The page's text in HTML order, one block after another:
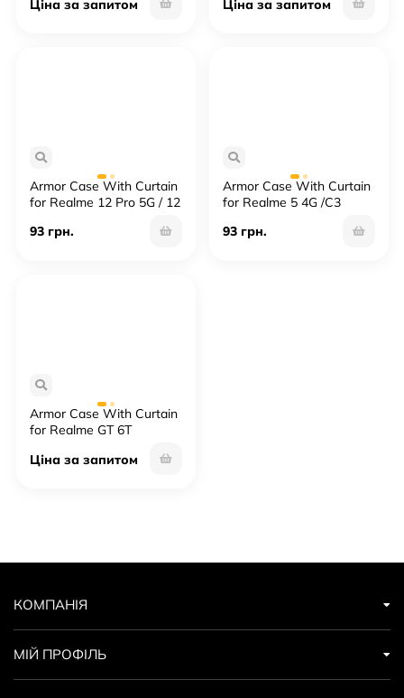
Ціна за запитом
Ціна за запитом
Armor Case With Curtain
for Realme 12 Pro 5G / 12
93 грн.
Armor Case With Curtain
for Realme 5 4G /C3
93 грн.
Armor Case With Curtain
for Realme GT 6T
Ціна за запитом
КОМПАНІЯ
МІЙ ПРОФІЛЬ